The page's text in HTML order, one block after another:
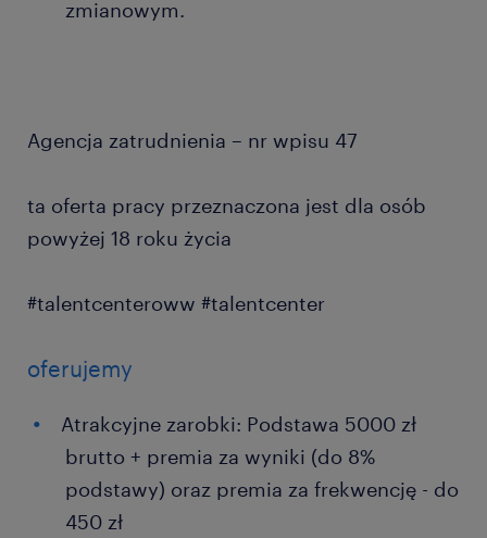
zmianowym.
Agencja zatrudnienia – nr wpisu 47
ta oferta pracy przeznaczona jest dla osób
powyżej 18 roku życia
#talentcenteroww #talentcenter
oferujemy
Atrakcyjne zarobki: Podstawa 5000 zł
brutto + premia za wyniki (do 8%
podstawy) oraz premia za frekwencję - do
450 zł